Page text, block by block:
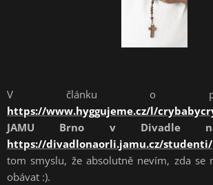
V článku o
https://www.hyggujeme.cz/l/
JAMU Brno v
https://divadlonaorli.jamu.cz/studenti/
tom smyslu, že absolutně nevím, zda se
obávat :).